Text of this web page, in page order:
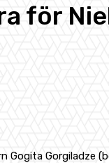
för
Gogita